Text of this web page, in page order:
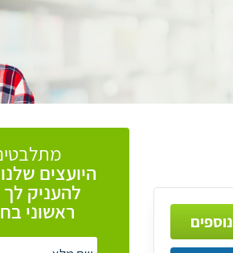
היועצים שלנו
להעניק לך
ראשוני